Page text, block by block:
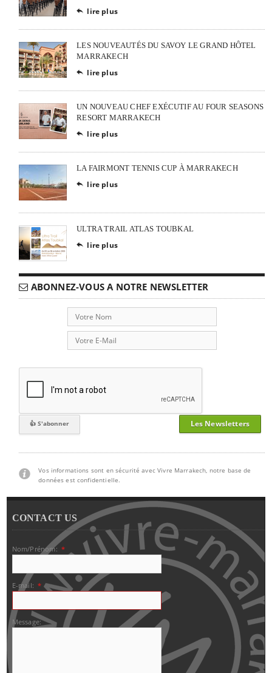
 lire plus
LES NOUVEAUTÉS DU SAVOY LE GRAND HÔTEL
MARRAKECH
 lire plus
UN NOUVEAU CHEF EXÉCUTIF AU FOUR SEASONS
RESORT MARRAKECH
 lire plus
LA FAIRMONT TENNIS CUP À MARRAKECH
 lire plus
ULTRA TRAIL ATLAS TOUBKAL
 lire plus
ABONNEZ-VOUS A NOTRE NEWSLETTER
Les Newsletters
Vos informations sont en sécurité avec Vivre Marrakech, notre base de
données est confidentielle.
CONTACT US
Nom/Prénom: *
E-mail: *
Message: